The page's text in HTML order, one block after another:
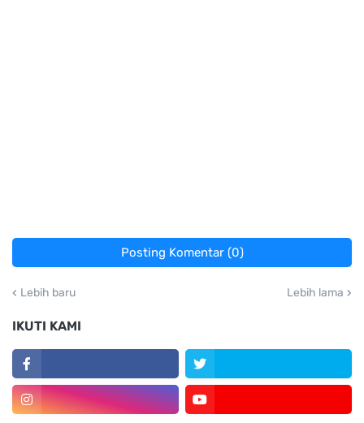
Posting Komentar (0)
Lebih baru Lebih lama
IKUTI KAMI